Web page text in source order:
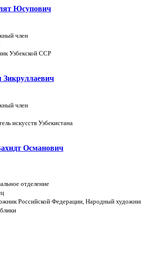
Юсупович
член
Узбекской ССР
член
искусств Узбекистана
Османович
отделение
Российской Федерации, Народный